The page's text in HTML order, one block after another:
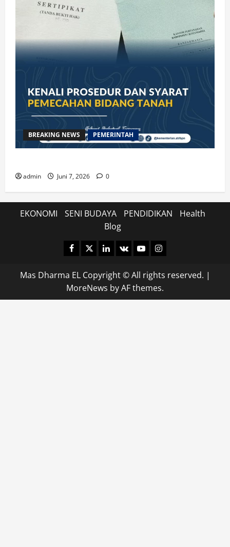
BREAKING NEWS PEMERINTAH
admin Juni 7, 2026 0
EKONOMI SENI BUDAYA PENDIDIKAN
Health
Blog
Facebook
TwitterLinkedin
VK YoutubeInstagram
Mas Dharma EL Copyright © All rights reserved. |
MoreNews by AF themes.